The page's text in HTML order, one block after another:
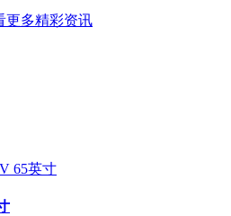
更多精彩资讯